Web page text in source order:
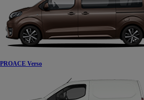
PROACE Verso